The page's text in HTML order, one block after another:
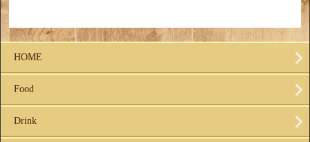
HOME
Food
Drink